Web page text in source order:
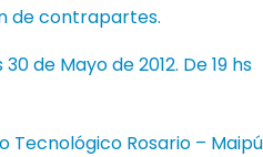
de contrapartes.
de Mayo de 2012. De 19 hs
Tecnológico Rosario – Maipú